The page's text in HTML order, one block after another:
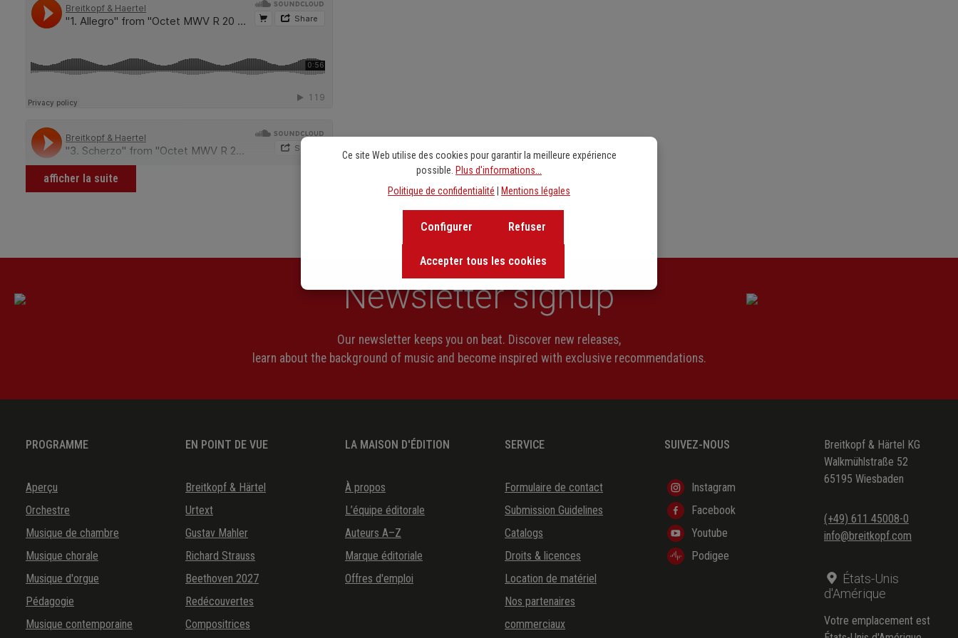
afficher la suite
Newsletter signup
Our newsletter keeps you on beat. Discover new releases,
learn about the background of music and become inspired with exclusive recommendations.
PROGRAMME
Aperçu
Orchestre
Musique de chambre
Musique chorale
Musique d'orgue
Pédagogie
Musique contemporaine
EN POINT DE VUE
Breitkopf & Härtel
Urtext
Gustav Mahler
Richard Strauss
Beethoven 2027
Redécouvertes
Compositrices
LA MAISON D'ÉDITION
À propos
L’équipe éditorale
Auteurs A–Z
Marque éditoriale
Offres d'emploi
SERVICE
Formulaire de contact
Submission Guidelines
Catalogs
Droits & licences
Location de matériel
Nos partenaires
commerciaux
SUIVEZ-NOUS
Instagram
Facebook
Youtube
Podigee
Breitkopf & Härtel KG
Walkmühlstraße 52
65195 Wiesbaden
(+49) 611 45008-0
info@breitkopf.com
États-Unis
d'Amérique
Votre emplacement est
Ce site Web utilise des cookies pour garantir la meilleure expérience
possible. Plus d'informations...
Politique de confidentialité
Mentions légales
Refuser
Configurer
Accepter tous les cookies